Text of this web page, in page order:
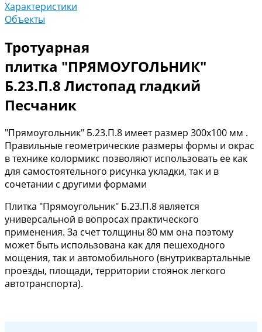
Характеристики
Объекты
Тротуарная
плитка "ПРЯМОУГОЛЬНИК"
Б.23.П.8 Листопад гладкий
Песчаник
"Прямоугольник" Б.23.П.8 имеет размер 300х100 мм .
Правильные геометрические размеры формы и окрас
в технике колормикс позволяют использовать ее как
для самостоятельного рисунка укладки, так и в
сочетании с другими формами
Плитка "Прямоугольник" Б.23.П.8 является
универсальной в вопросах практического
применения. За счет толщины 80 мм она поэтому
может быть использована как для пешеходного
мощения, так и автомобильного (внутриквартальные
проезды, площади, территории стоянок легкого
автотранспорта).